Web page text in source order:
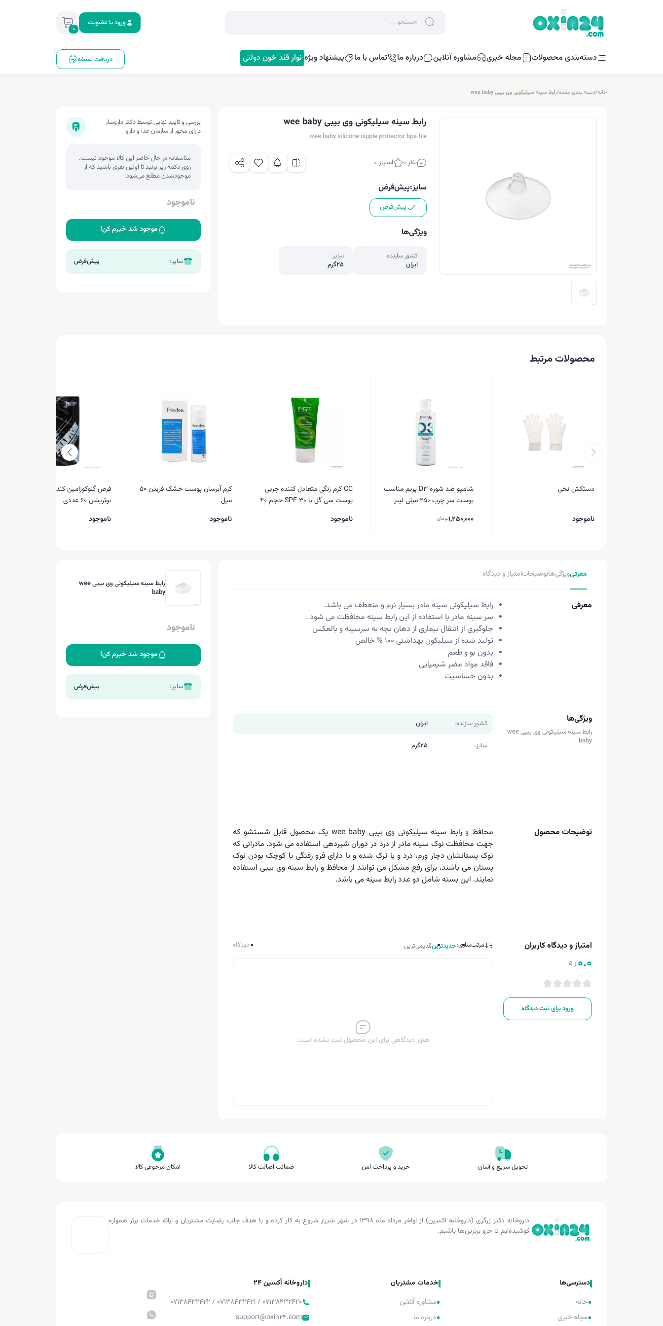
ورود یا عضویت
0
دسته‌بندی محصولات مجله خبری مشاوره آنلاین درباره ما تماس با ما پیشنهاد ویژه نوار قند خون دولتی دریافت نسخه
خانه/دسته بندی نشده/رابط سینه سیلیکونی وی بیبی wee baby
رابط سینه سیلیکونی وی بیبی wee baby
wee baby silicone nipple protector bpa fre
نظر 0 امتیاز 0
سایز:پیش‌فرض
پیش‌فرض
ویژگی‌ها
کشور سازنده
ایران
سایز
25گرم
بررسی و تایید نهایی توسط دکتر داروساز
دارای مجوز از سازمان غذا و دارو
متاسفانه در حال حاضر این کالا موجود نیست.
روی دکمه زیر بزنید تا اولین نفری باشید که از
موجودشدن مطلع می‌شود.
ناموجود
موجود شد خبرم کن!
سایز: پیش‌فرض
محصولات مرتبط
دستکش نخی
ناموجود
شامپو ضد شوره D3 پریم مناسب
پوست سر چرب 250 میلی لیتر
1,250,000تومان
CC کرم رنگی متعادل کننده چربی
پوست سی گل با SPF 30 حجم 40
ناموجود
کرم آبرسان پوست خشک فریدن 50
میل
ناموجود
قرص گلوکوزامین کندروئیتین فانتوم
نوتریشن 60 عددی
ناموجود
معرفیویژگی‌هاتوضیحاتامتیاز و دیدگاه
معرفی
رابط سیلیکونی سینه مادر بسیار نرم و منعطف می باشد.
سر سینه مادر با استفاده از این رابط سینه محافظت می شود .
جلوگیری از انتقال بیماری از دهان بچه به سرسینه و بالعکس
تولید شده از سیلیکون بهداشتی ۱۰۰ % خالص
بدون بو و طعم
فاقد مواد مضر شیمیایی
بدون حساسیت
ویژگی‌ها
رابط سینه سیلیکونی وی بیبی wee
baby
کشور سازنده: ایران
سایز: 25گرم
توضیحات محصول
محافظ و رابط سینه سیلیکونی وی بیبی wee baby یک محصول قابل شستشو که
جهت محافظت نوک سینه مادر از درد در دوران شیردهی استفاده می شود. مادرانی که
نوک پستانشان دچار ورم، درد و یا ترک شده و یا دارای فرو رفتگی یا کوچک بودن نوک
پستان می باشند، برای رفع مشکل می توانند از محافظ و رابط سینه وی بیبی استفاده
نمایند. این بسته شامل دو عدد رابط سینه می باشد.
امتیاز و دیدگاه کاربران
0.0از 5
ورود برای ثبت دیدگاه
مرتب‌سازی:جدیدترینقدیمی‌ترین 0دیدگاه
هنوز دیدگاهی برای این محصول ثبت نشده است.
رابط سینه سیلیکونی وی بیبی wee
baby
ناموجود
موجود شد خبرم کن!
سایز: پیش‌فرض
تحویل سریع و آسان خرید و پرداخت امن ضمانت اصالت کالا امکان مرجوعی کالا
داروخانه دکتر زرگری (داروخانه اکسین) از اواخر مرداد ماه ۱۳۹۸ در شهر شیراز شروع به کار کرده و با هدف جلب رضایت مشتریان و ارائه خدمات برتر همواره
کوشیده‌ایم تا جزو برترین‌ها باشیم.
دسترسی‌ها
•خانه
•مجله خبری
خدمات مشتریان
•مشاوره آنلاین
•درباره ما
داروخانه اُکسین 24
۰۷۱۳۸۴۳۲۴۲۰ / ۰۷۱۳۸۴۳۲۴۲۱ / ۰۷۱۳۸۴۳۲۴۲۲
support@oxin24.com